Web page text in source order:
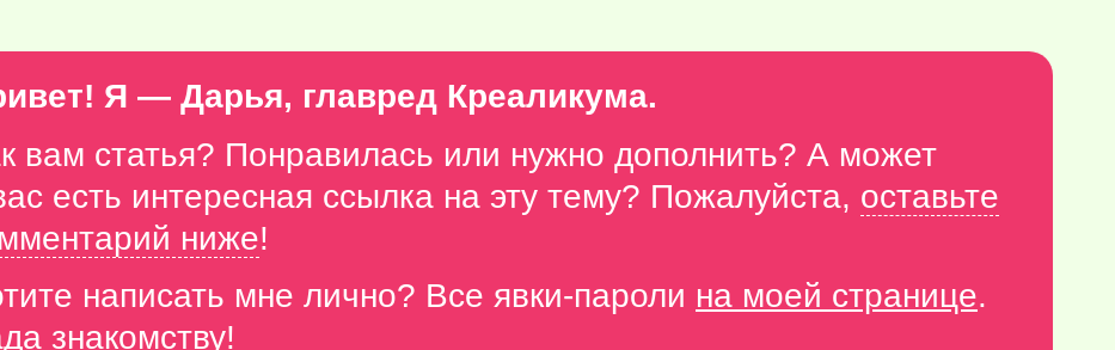
Я — Дарья, главред Креаликума.
вам статья? Понравилась или нужно дополнить? А может
есть интересная ссылка на эту тему? Пожалуйста, оставьте
ниже!
написать мне лично? Все явки-пароли на моей странице.
знакомству!